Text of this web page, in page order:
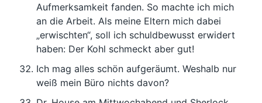
Aufmerksamkeit fanden. So machte ich mich
an die Arbeit. Als meine Eltern mich dabei
„erwischten“, soll ich schuldbewusst erwidert
haben: Der Kohl schmeckt aber gut!
Ich mag alles schön aufgeräumt. Weshalb nur
weiß mein Büro nichts davon?